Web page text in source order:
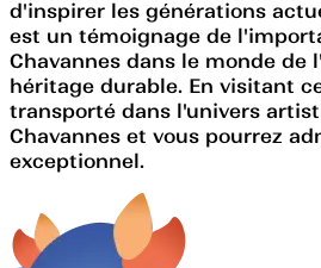
d'inspirer les générations
est un témoignage de
Chavannes dans le monde de
héritage durable. En visitant
transporté dans l'univers
Chavannes et vous pourrez
exceptionnel.